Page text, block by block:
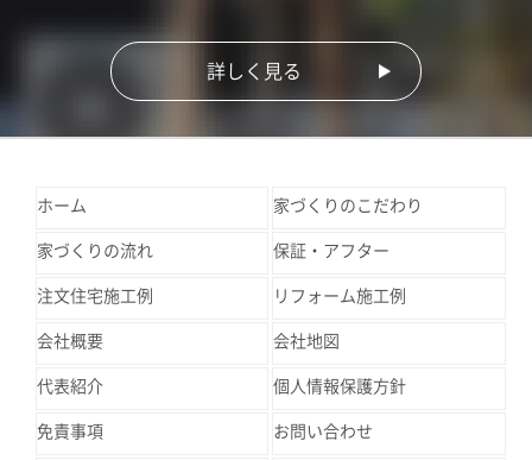
詳しく見る
ホーム 家づくりのこだわり
家づくりの流れ 保証・アフター
注文住宅施工例 リフォーム施工例
会社概要 会社地図
代表紹介 個人情報保護方針
免責事項 お問い合わせ